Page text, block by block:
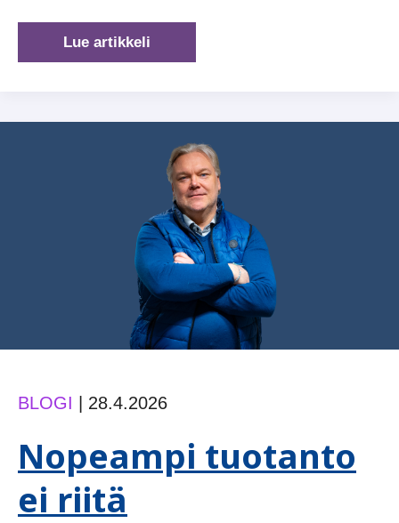
Luottamus
syntyy
Lue artikkeli
BLOGI 28.4.2026
Nopeampi tuotanto
ei riitä